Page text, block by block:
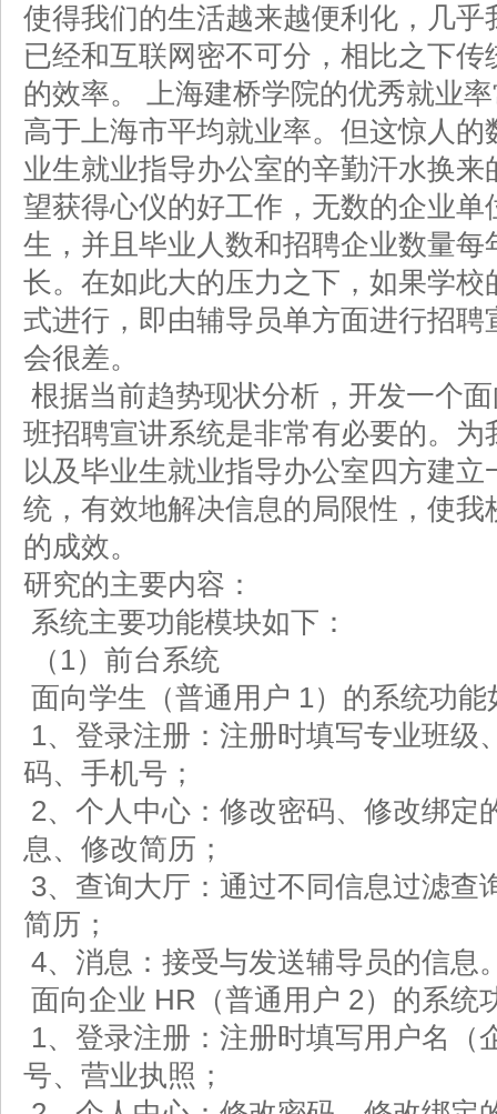
使得我们的生活越来越便利化，几
已经和互联网密不可分，相比之下
的效率。 上海建桥学院的优秀就业
高于上海市平均就业率。但这惊人
业生就业指导办公室的辛勤汗水换
望获得心仪的好工作，无数的企业
生，并且毕业人数和招聘企业数量
长。在如此大的压力之下，如果学
式进行，即由辅导员单方面进行招
会很差。
根据当前趋势现状分析，开发一个
班招聘宣讲系统是非常有必要的。
以及毕业生就业指导办公室四方建
统，有效地解决信息的局限性，使
的成效。
研究的主要内容：
系统主要功能模块如下：
（1）前台系统
面向学生（普通用户 1）的系统功能
1、登录注册：注册时填写专业班级
码、手机号；
2、个人中心：修改密码、修改绑定
息、修改简历；
3、查询大厅：通过不同信息过滤查
简历；
4、消息：接受与发送辅导员的信息
面向企业 HR（普通用户 2）的系统
1、登录注册：注册时填写用户名（
号、营业执照；